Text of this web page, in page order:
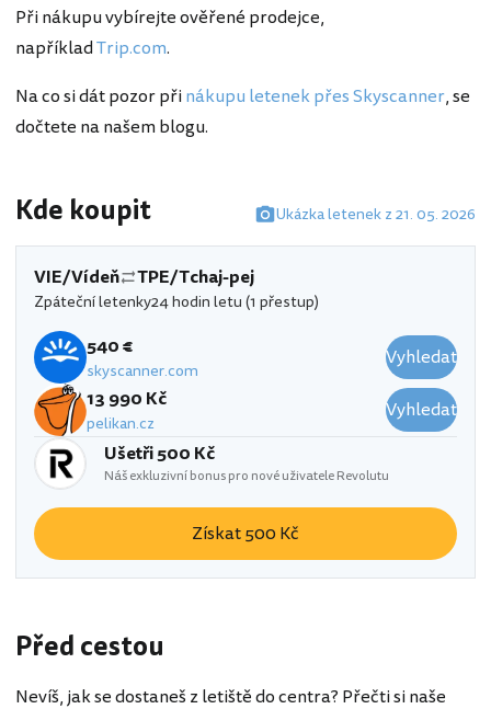
Při nákupu vybírejte ověřené prodejce,
napříkladTrip.com.
Na co si dát pozor přinákupu letenek přes Skyscanner, se
dočtete na našem blogu.
Kde koupit Ukázka letenek z 21. 05. 2026
VIE/Vídeň TPE/Tchaj-pej
Zpáteční letenky24 hodin letu (1 přestup)
540 €
skyscanner.com
Vyhledat
13 990 Kč
pelikan.cz
Vyhledat
Ušetři 500 Kč
Náš exkluzivní bonus pro nové uživatele Revolutu
Získat 500 Kč
Před cestou
Nevíš, jak se dostaneš z letiště do centra? Přečti si naše